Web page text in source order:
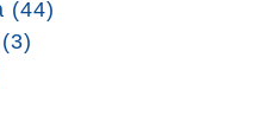
(44)